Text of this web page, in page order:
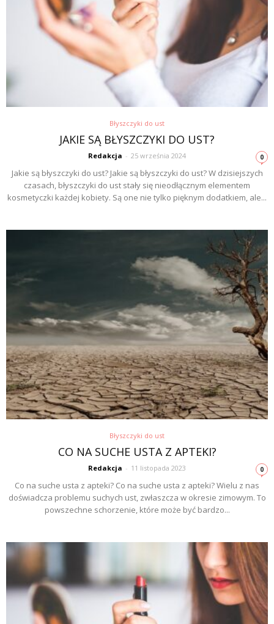
Błyszczyki do ust
JAKIE SĄ BŁYSZCZYKI DO UST?
Redakcja - 25 września 2024 0
Jakie są błyszczyki do ust? Jakie są błyszczyki do ust? W dzisiejszych
czasach, błyszczyki do ust stały się nieodłącznym elementem
kosmetyczki każdej kobiety. Są one nie tylko pięknym dodatkiem, ale...
Błyszczyki do ust
CO NA SUCHE USTA Z APTEKI?
Redakcja - 11 listopada 2023 0
Co na suche usta z apteki? Co na suche usta z apteki? Wielu z nas
doświadcza problemu suchych ust, zwłaszcza w okresie zimowym. To
powszechne schorzenie, które może być bardzo...